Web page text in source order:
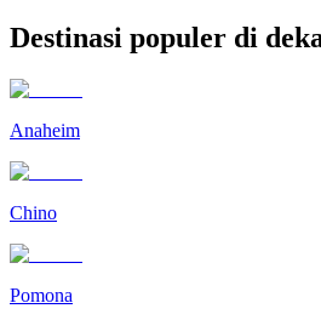
Destinasi populer di
Anaheim
Chino
Pomona